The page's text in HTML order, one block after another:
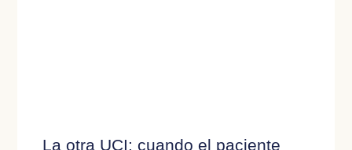
La otra UCI: cuando el paciente